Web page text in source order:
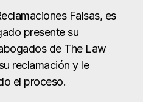
Falsas, es
presente su
de The Law
reclamación y le
el proceso.